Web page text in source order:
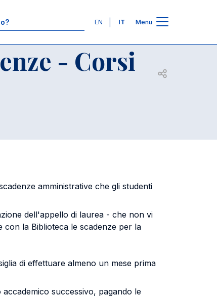
Lingue
EN IT Menu
- Corsi
Apri per
amministrative che gli studenti
dell'appello di laurea - che non vi
con la Biblioteca le scadenze per la
di effettuare almeno un mese prima
successivo, pagando le